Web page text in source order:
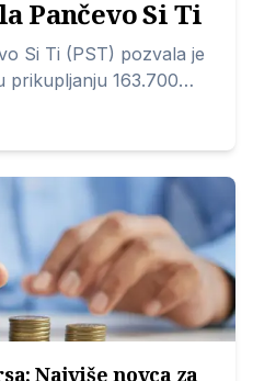
Pančevo Si Ti
Si Ti (PST) pozvala je
prikupljanju 163.700
presudi
direktorki tamošnje
Najviše novca za